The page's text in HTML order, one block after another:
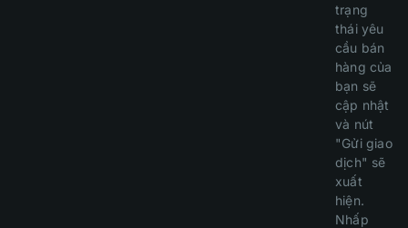
trạng
thái yêu
cầu bán
hàng của
bạn sẽ
cập nhật
và nút
"Gửi giao
dịch" sẽ
xuất
hiện.
Nhấp